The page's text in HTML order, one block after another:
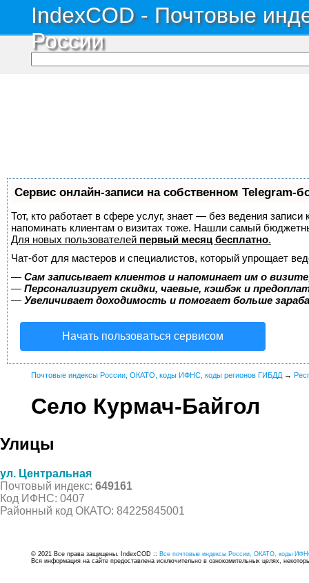
IndexCOD - Почтовые
России
Сервис онлайн-записи на собственном Telegram-
Тот, кто работает в сфере услуг, знает — без ведения
напоминать клиентам о визитах тоже. Нашли самый
Для новых пользователей первый месяц бесплатно.
Чат-бот для мастеров и специалистов, который упрощает
— Сам записывает клиентов и напоминает им о
— Персонализирует скидки, чаевые, кэшбэк и
— Увеличивает доходимость и помогает больше
Начать пользоваться сервисом
Почтовые индексы России, ОКАТО, коды ИФНС, коды регионов ГИБДД →
Село Курмач-Байгол
Улицы
ул. Центральная
Почтовый индекс: 649161
Код ИФНС: 0407
Районный код ОКАТО: 84225845001
© 2021 Все права защищены. IndexCOD :: Все почтовые индексы России, ОКАТО, коды
Вся информация на сайте предоставлена исключительно в ознокомительных целях,